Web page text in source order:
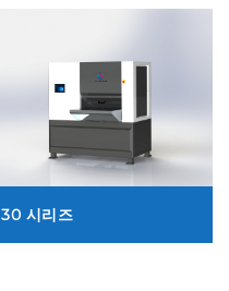
30 시리즈